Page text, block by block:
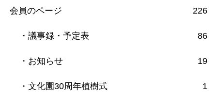
会員のページ 226
・議事録・予定表 86
・お知らせ 19
・文化園30周年植樹式 1